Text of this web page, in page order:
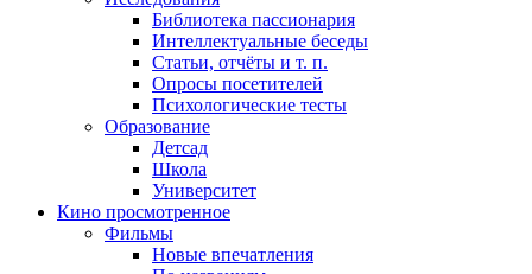
Библиотека пассионария
Интеллектуальные беседы
Статьи, отчёты и т. п.
Опросы посетителей
Психологические тесты
Образование
Детсад
Школа
Университет
Кино просмотренное
Фильмы
Новые впечатления